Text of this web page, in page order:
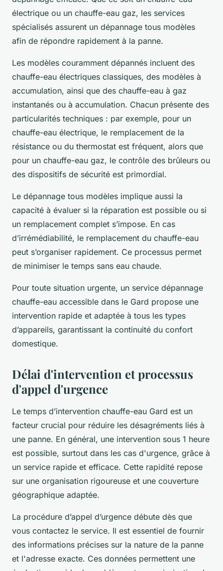
électrique ou un chauffe-eau gaz, les services
spécialisés assurent un dépannage tous modèles
afin de répondre rapidement à la panne.
Les modèles couramment dépannés incluent des
chauffe-eau électriques classiques, des modèles à
accumulation, ainsi que des chauffe-eau à gaz
instantanés ou à accumulation. Chacun présente des
particularités techniques : par exemple, pour un
chauffe-eau électrique, le remplacement de la
résistance ou du thermostat est fréquent, alors que
pour un chauffe-eau gaz, le contrôle des brûleurs ou
des dispositifs de sécurité est primordial.
Le dépannage tous modèles implique aussi la
capacité à évaluer si la réparation est possible ou si
un remplacement complet s’impose. En cas
d’irrémédiabilité, le remplacement du chauffe-eau
peut s’organiser rapidement. Ce processus permet
de minimiser le temps sans eau chaude.
Pour toute situation urgente, un service dépannage
chauffe-eau accessible dans le Gard propose une
intervention rapide et adaptée à tous les types
d’appareils, garantissant la continuité du confort
domestique.
Délai d'intervention et processus
d'appel d'urgence
Le temps d’intervention chauffe-eau Gard est un
facteur crucial pour réduire les désagréments liés à
une panne. En général, une intervention sous 1 heure
est possible, surtout dans les cas d'urgence, grâce à
un service rapide et efficace. Cette rapidité repose
sur une organisation rigoureuse et une couverture
géographique adaptée.
La procédure d’appel d’urgence débute dès que
vous contactez le service. Il est essentiel de fournir
des informations précises sur la nature de la panne
et l'adresse exacte. Ces données permettent une